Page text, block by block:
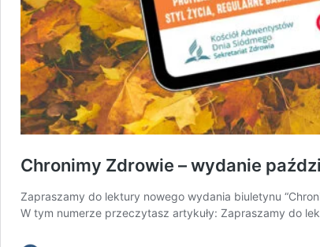
Chronimy Zdrowie – wydanie
Zapraszamy do lektury nowego wydania biuletynu
W tym numerze przeczytasz artykuły: Zapraszamy do